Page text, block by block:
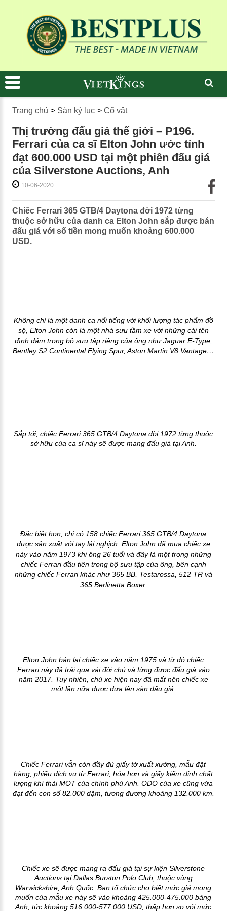
Trang chủ > Sàn kỷ lục > Cổ vật
Thị trường đấu giá thế giới – P196.
Ferrari của ca sĩ Elton John ước tính
đạt 600.000 USD tại một phiên đấu giá
của Silverstone Auctions, Anh
10-06-2020
Chiếc Ferrari 365 GTB/4 Daytona đời 1972 từng
thuộc sở hữu của danh ca Elton John sắp được bán
đấu giá với số tiền mong muốn khoảng 600.000
USD.
Không chỉ là một danh ca nổi tiếng với khối lượng tác phẩm đồ
sộ, Elton John còn là một nhà sưu tầm xe với những cái tên
đình đám trong bộ sưu tập riêng của ông như Jaguar E-Type,
Bentley S2 Continental Flying Spur, Aston Martin V8 Vantage…
Sắp tới, chiếc Ferrari 365 GTB/4 Daytona đời 1972 từng thuộc
sở hữu của ca sĩ này sẽ được mang đấu giá tại Anh.
Đặc biệt hơn, chỉ có 158 chiếc Ferrari 365 GTB/4 Daytona
được sản xuất với tay lái nghịch. Elton John đã mua chiếc xe
này vào năm 1973 khi ông 26 tuổi và đây là một trong những
chiếc Ferrari đầu tiên trong bộ sưu tập của ông, bên cạnh
những chiếc Ferrari khác như 365 BB, Testarossa, 512 TR và
365 Berlinetta Boxer.
Elton John bán lại chiếc xe vào năm 1975 và từ đó chiếc
Ferrari này đã trải qua vài đời chủ và từng được đấu giá vào
năm 2017. Tuy nhiên, chủ xe hiện nay đã mất nên chiếc xe
một lần nữa được đưa lên sàn đấu giá.
Chiếc Ferrari vẫn còn đầy đủ giấy tờ xuất xưởng, mẫu đặt
hàng, phiếu dịch vụ từ Ferrari, hóa hơn và giấy kiểm định chất
lượng khí thải MOT của chính phủ Anh. ODO của xe cũng vừa
đạt đến con số 82.000 dặm, tương đương khoảng 132.000 km.
Chiếc xe sẽ được mang ra đấu giá tại sự kiện Silverstone
Auctions tại Dallas Burston Polo Club, thuộc vùng
Warwickshire, Anh Quốc. Ban tổ chức cho biết mức giá mong
muốn của mẫu xe này sẽ vào khoảng 425.000-475.000 bảng
Anh, tức khoảng 516.000-577.000 USD, thấp hơn so với mức